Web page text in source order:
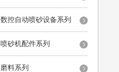
数控自动喷砂设备系列
喷砂机配件系列
磨料系列